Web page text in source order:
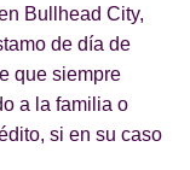
Bullhead City,
de día de
que siempre
a la familia o
si en su caso